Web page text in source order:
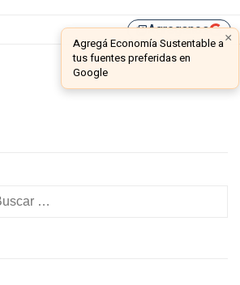
library_addAgreganos ×
Agregá Economía Sustentable a
tus fuentes preferidas en
Google